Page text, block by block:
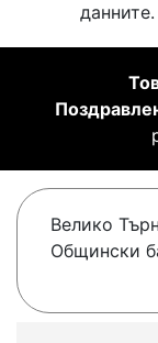
данните.
Велико
Общински